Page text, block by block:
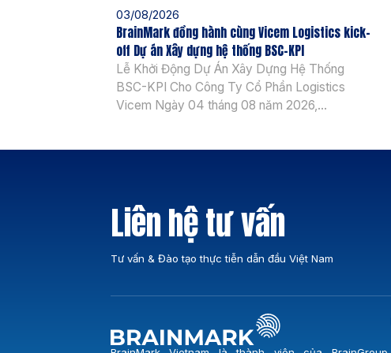
03/08/2026
BrainMark đồng hành cùng Vicem Logistics kick-
off Dự án Xây dựng hệ thống BSC-KPI
Lễ Khởi Động Dự Án Xây Dựng Hệ Thống
BSC-KPI Cho Công Ty Cổ Phần Logistics
Vicem Ngày 04 tháng 08 năm 2026,
Liên hệ tư vấn
Tư vấn & Đào tạo thực tiễn dẫn đầu Việt Nam